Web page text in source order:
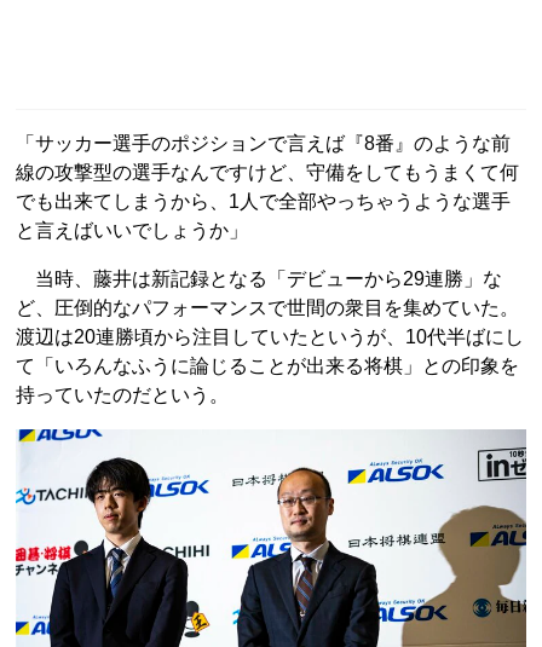
「サッカー選手のポジションで言えば『8番』のような前
線の攻撃型の選手なんですけど、守備をしてもうまくて何
でも出来てしまうから、1人で全部やっちゃうような選手
と言えばいいでしょうか」
当時、藤井は新記録となる「デビューから29連勝」な
ど、圧倒的なパフォーマンスで世間の衆目を集めていた。
渡辺は20連勝頃から注目していたというが、10代半ばにし
て「いろんなふうに論じることが出来る将棋」との印象を
持っていたのだという。